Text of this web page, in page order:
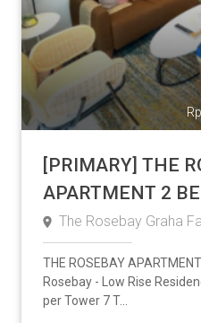
Rp
[PRIMARY] THE
APARTMENT 2
The Rosebay Graha
THE ROSEBAY
Rosebay - Low Rise
per Tower 7 T...